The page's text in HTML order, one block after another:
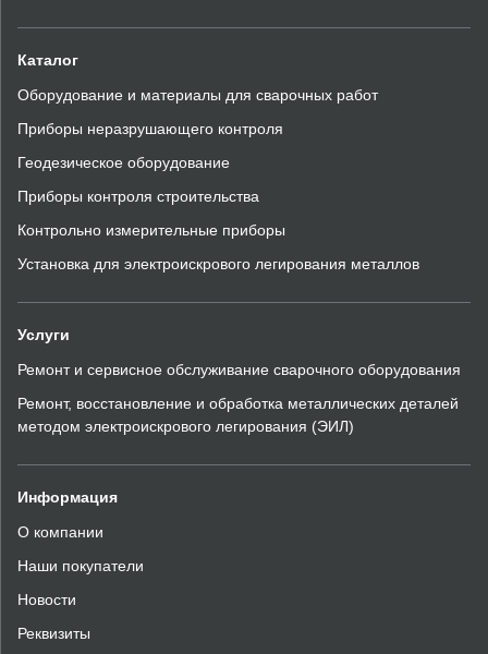
Каталог
Оборудование и материалы для сварочных работ
Приборы неразрушающего контроля
Геодезическое оборудование
Приборы контроля строительства
Контрольно измерительные приборы
Установка для электроискрового легирования металлов
Услуги
Ремонт и сервисное обслуживание сварочного оборудования
Ремонт, восстановление и обработка металлических деталей
методом электроискрового легирования (ЭИЛ)
Информация
О компании
Наши покупатели
Новости
Реквизиты